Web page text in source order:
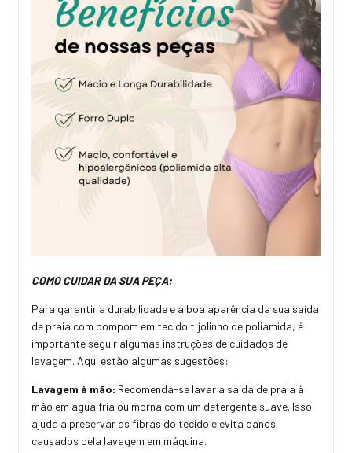
COMO CUIDAR DA SUA PEÇA:
Para garantir a durabilidade e a boa aparência da sua saída
de praia com pompom em tecido tijolinho de poliamida, é
importante seguir algumas instruções de cuidados de
lavagem. Aqui estão algumas sugestões:
Lavagem à mão: Recomenda-se lavar a saída de praia à
mão em água fria ou morna com um detergente suave. Isso
ajuda a preservar as fibras do tecido e evita danos
causados pela lavagem em máquina.